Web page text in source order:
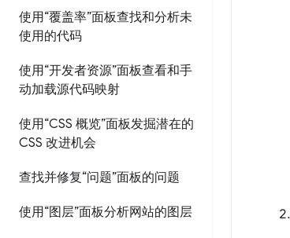
使用“覆盖率”面板查找和分析未
使用的代码
使用“开发者资源”面板查看和手
动加载源代码映射
使用“CSS 概览”面板发掘潜在的
CSS 改进机会
查找并修复“问题”面板的问题
使用“图层”面板分析网站的图层